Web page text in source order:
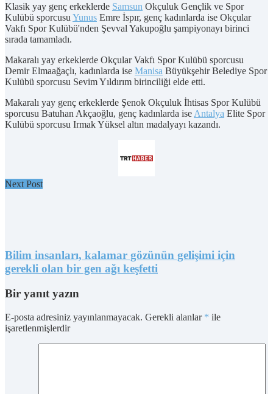
Klasik yay genç erkeklerde Samsun Okçuluk Gençlik ve Spor
Kulübü sporcusu Yunus Emre İspır, genç kadınlarda ise Okçular
Vakfı Spor Kulübü'nden Şevval Yakupoğlu şampiyonayı birinci
sırada tamamladı.
Makaralı yay erkeklerde Okçular Vakfı Spor Kulübü sporcusu
Demir Elmaağaçlı, kadınlarda ise Manisa Büyükşehir Belediye Spor
Kulübü sporcusu Sevim Yıldırım birinciliği elde etti.
Makaralı yay genç erkeklerde Şenok Okçuluk İhtisas Spor Kulübü
sporcusu Batuhan Akçaoğlu, genç kadınlarda ise Antalya Elite Spor
Kulübü sporcusu Irmak Yüksel altın madalyayı kazandı.
Next Post
Bilim insanları, kalamar gözünün gelişimi için
gerekli olan bir gen ağı keşfetti
Bir yanıt yazın
E-posta adresiniz yayınlanmayacak. Gerekli alanlar * ile
işaretlenmişlerdir